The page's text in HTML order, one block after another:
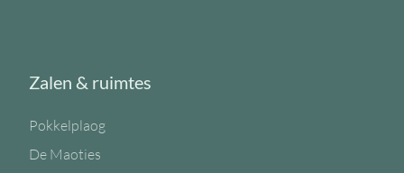
Zalen & ruimtes
Pokkelplaog
De Maoties